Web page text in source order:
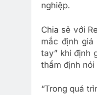
nghiệp.
Chia sẻ với
mắc định giá
tay” khi định
thẩm định
“Trong quá